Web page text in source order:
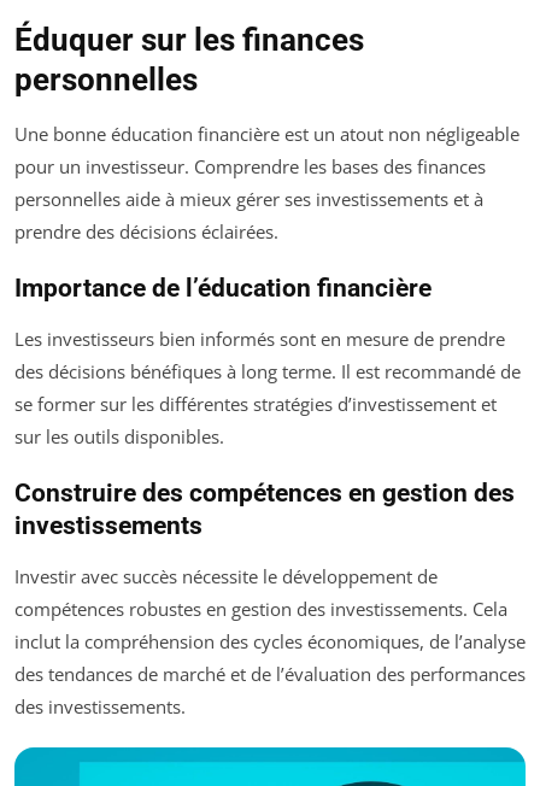
Éduquer sur les finances
personnelles
Une bonne éducation financière est un atout non négligeable
pour un investisseur. Comprendre les bases des finances
personnelles aide à mieux gérer ses investissements et à
prendre des décisions éclairées.
Importance de l’éducation financière
Les investisseurs bien informés sont en mesure de prendre
des décisions bénéfiques à long terme. Il est recommandé de
se former sur les différentes stratégies d’investissement et
sur les outils disponibles.
Construire des compétences en gestion des
investissements
Investir avec succès nécessite le développement de
compétences robustes en gestion des investissements. Cela
inclut la compréhension des cycles économiques, de l’analyse
des tendances de marché et de l’évaluation des performances
des investissements.